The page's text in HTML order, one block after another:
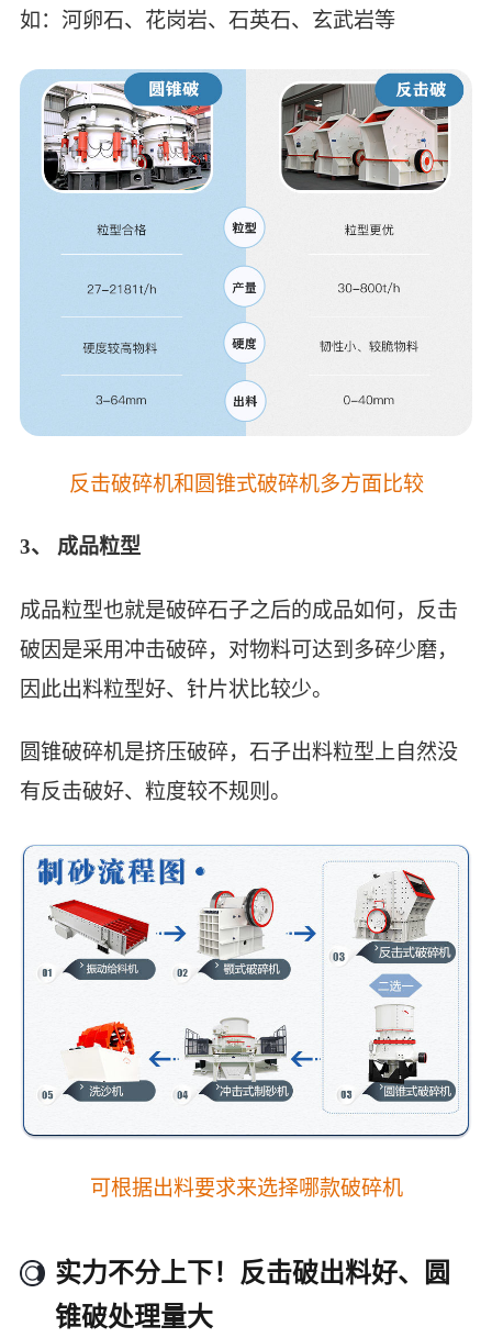
如：河卵石、花岗岩、石英石、玄武岩等
反击破碎机和圆锥式破碎机多方面比较
3、 成品粒型
成品粒型也就是破碎石子之后的成品如何，反击
破因是采用冲击破碎，对物料可达到多碎少磨，
因此出料粒型好、针片状比较少。
圆锥破碎机是挤压破碎，石子出料粒型上自然没
有反击破好、粒度较不规则。
可根据出料要求来选择哪款破碎机
实力不分上下！反击破出料好、圆
锥破处理量大